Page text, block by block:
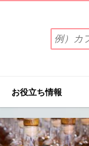
索
ワ
を
入
力
(例）
お役立ち情報